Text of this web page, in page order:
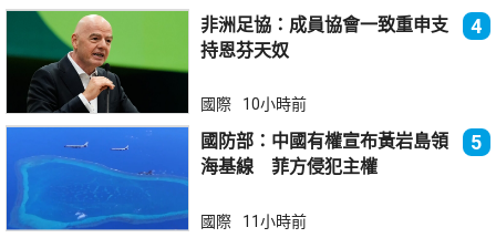
非洲足協：成員協會一致重申支
持恩芬天奴
4
國際 10小時前
國防部：中國有權宣布黃岩島領
海基線 菲方侵犯主權
5
國際 11小時前